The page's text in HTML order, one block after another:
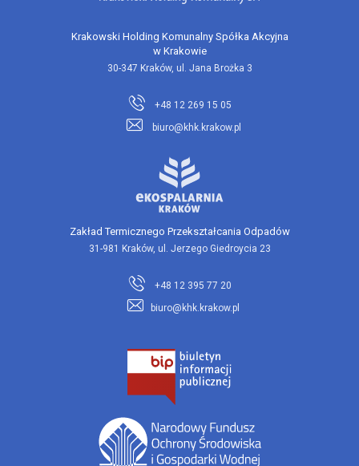
Krakowski Holding Komunalny Spółka Akcyjna
w Krakowie
30-347 Kraków, ul. Jana Brożka 3
+48 12 269 15 05
biuro@khk.krakow.pl
Zakład Termicznego Przekształcania Odpadów
31-981 Kraków, ul. Jerzego Giedroycia 23
+48 12 395 77 20
biuro@khk.krakow.pl